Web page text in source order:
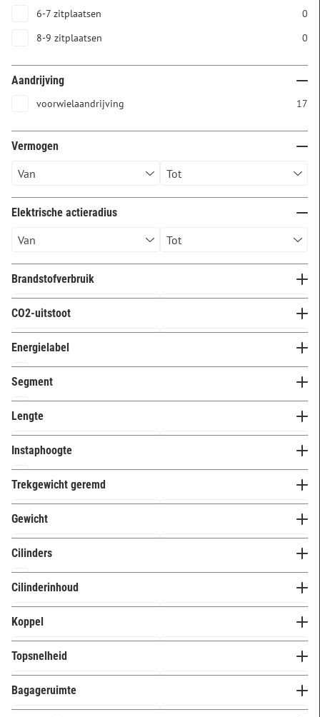
6-7 zitplaatsen
0
8-9 zitplaatsen
0
Aandrijving
voorwielaandrijving 17
Vermogen
Elektrische actieradius
Brandstofverbruik
CO2-uitstoot
Energielabel
D
6
Segment
A (mini) 17
Lengte
Instaphoogte
Laag (t/m 58 cm)
17
Middel (58 t/m 68 cm)
0
Trekgewicht geremd
Gewicht
Cilinders
2 cilinders
0
4 cilinders
17
5 cilinders
0
6 cilinders
0
Cilinderinhoud
Koppel
Topsnelheid
Bagageruimte